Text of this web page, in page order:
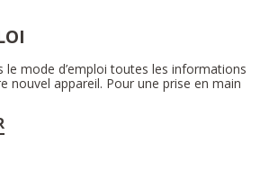
le mode d’emploi toutes les informations
nouvel appareil. Pour une prise en main